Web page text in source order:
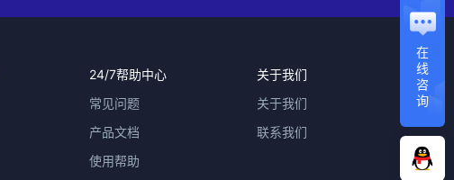
在
线
咨
询
24/7帮助中心
常见问题
产品文档
使用帮助
关于我们
关于我们
联系我们